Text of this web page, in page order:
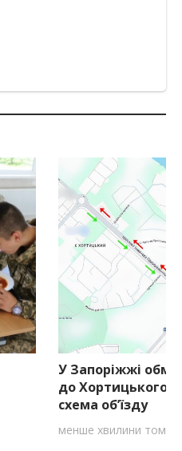
У Запоріжжі
до Хортицького
схема об’їзду
менше хвилини тому